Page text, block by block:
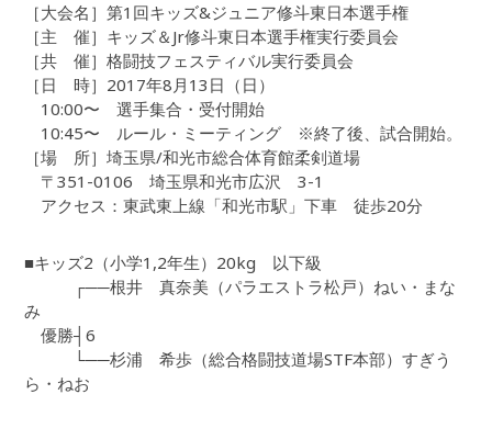
［大会名］第1回キッズ&ジュニア修斗東日本選手権
［主 催］キッズ＆Jr修斗東日本選手権実行委員会
［共 催］格闘技フェスティバル実行委員会
［日 時］2017年8月13日（日）
10:00〜 選手集合・受付開始
10:45〜 ルール・ミーティング ※終了後、試合開始。
［場 所］埼玉県/和光市総合体育館柔剣道場
〒351-0106 埼玉県和光市広沢 3-1
アクセス：東武東上線「和光市駅」下車 徒歩20分
■キッズ2（小学1,2年生）20kg 以下級
┌──根井 真奈美（パラエストラ松戸）ねい・まな
み
優勝┤6
└──杉浦 希歩（総合格闘技道場STF本部）すぎう
ら・ねお